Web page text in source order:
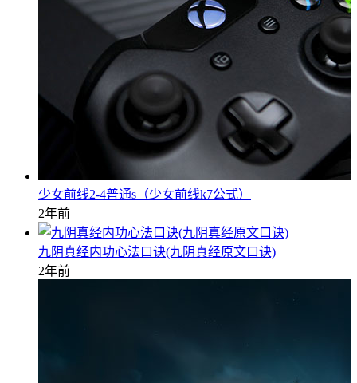
少女前线2-4普通s（少女前线k7公式）
2年前
九阴真经内功心法口诀(九阴真经原文口诀)
2年前